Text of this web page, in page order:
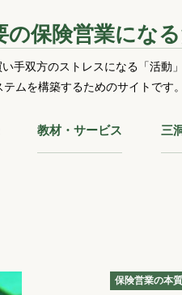
保険営業にな
手双方のストレスになる「活動
ムを構築するためのサイトです。
教材・サービス 三
保険営業の本質